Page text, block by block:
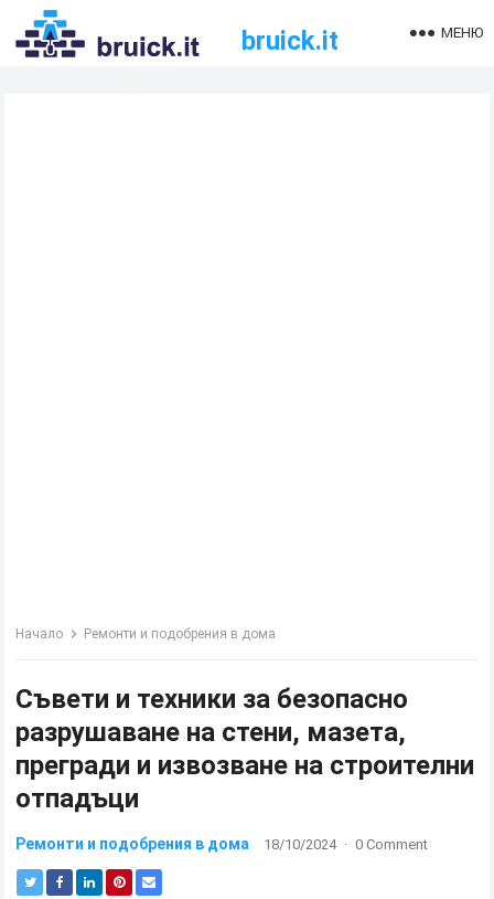
bruick.it МЕНЮ
Начало Ремонти и подобрения в дома
Съвети и техники за безопасно
разрушаване на стени, мазета,
прегради и извозване на строителни
отпадъци
Ремонти и подобрения в дома 18/10/2024 · 0 Comment